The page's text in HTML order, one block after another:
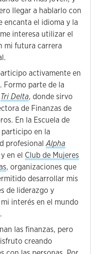
llegar a hablarlo con
encanta el idioma y la
interesa utilizar el
mi futura carrera
activamente en
Formo parte de la
Tri Delta, donde sirvo
de Finanzas de
En la Escuela de
en la
profesionalAlpha
en el Club de Mujeres
, organizaciones que
desarrollar mis
de liderazgo y
interés en el mundo
las finanzas, pero
creando